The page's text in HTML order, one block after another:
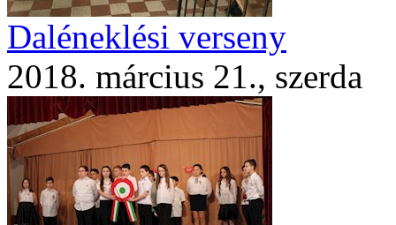
Daléneklési verseny
2018. március 21., szerda